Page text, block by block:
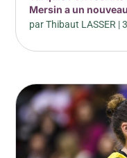
Mersin a un
parThibaut LASSER |